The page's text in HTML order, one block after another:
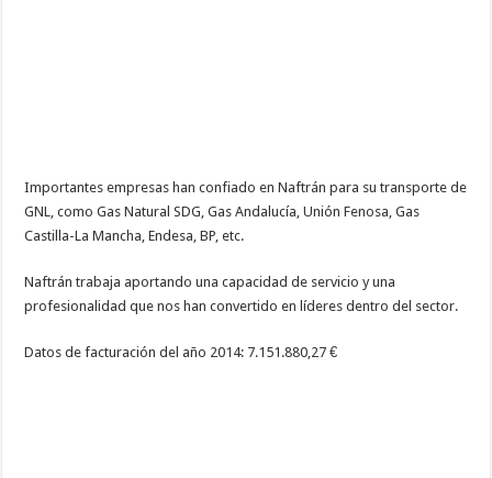
Importantes empresas han confiado en Naftrán para su transporte de
GNL, como Gas Natural SDG, Gas Andalucía, Unión Fenosa, Gas
Castilla-La Mancha, Endesa, BP, etc.
Naftrán trabaja aportando una capacidad de servicio y una
profesionalidad que nos han convertido en líderes dentro del sector.
Datos de facturación del año 2014: 7.151.880,27 €